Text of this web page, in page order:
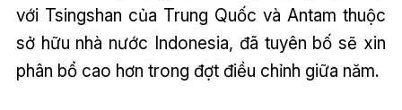
với Tsingshan của Trung Quốc và Antam thuộc
sở hữu nhà nước Indonesia, đã tuyên bố sẽ xin
phân bổ cao hơn trong đợt điều chỉnh giữa năm.